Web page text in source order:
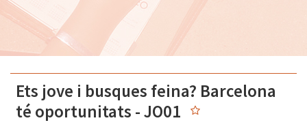
Ets jove i busques feina? Barcelona
té oportunitats - JO01